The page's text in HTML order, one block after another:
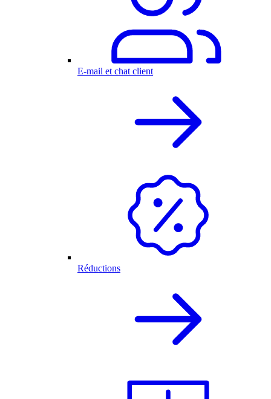
E-mail et chat client
Réductions